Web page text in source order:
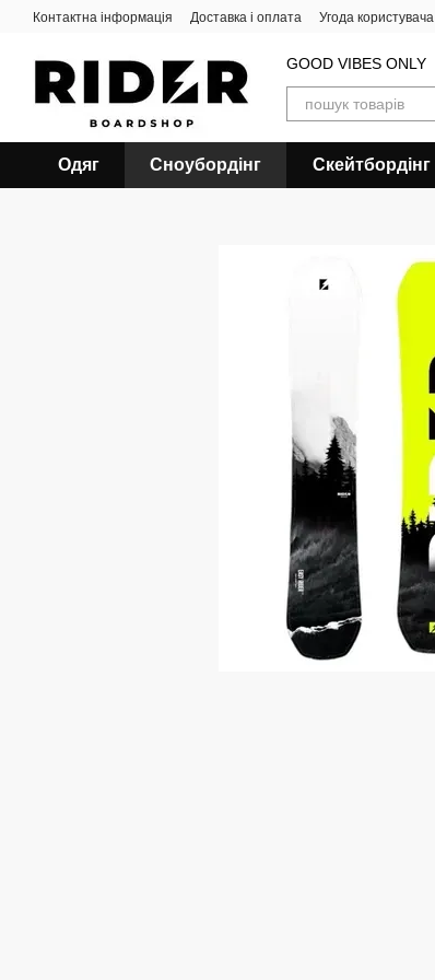
Перейти до основного контенту
Контактна інформація Доставка і оплата Угода користувача
GOOD VIBES ONLY
Одяг Сноубордiнг Скейтбордінг